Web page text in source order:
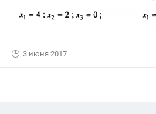
3 июня 2017